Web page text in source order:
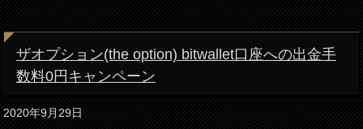
ザオプション(the option) bitwallet口座への出金手
数料0円キャンペーン
2020年9月29日